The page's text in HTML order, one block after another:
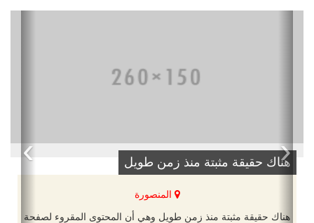
هناك حقيقة مثبتة منذ زمن طويل
المنصورة
هناك حقيقة مثبتة منذ زمن طويل وهي أن المحتوى المقروء لصفحة
‹
›